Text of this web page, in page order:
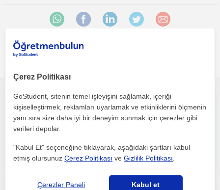
Çerez Politikası
GoStudent, sitenin temel işleyişini sağlamak, içeriği
kişiselleştirmek, reklamları uyarlamak ve etkinliklerini ölçmenin
yanı sıra size daha iyi bir deneyim sunmak için çerezler gibi
verileri depolar.
"Kabul Et" seçeneğine tıklayarak, aşağıdaki şartları kabul
etmiş olursunuzÇerez Politikası veGizlilik Politikası
Çerezler Paneli Kabul et